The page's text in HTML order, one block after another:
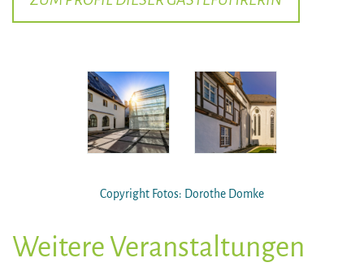
Copyright Fotos: Dorothe Domke
Weitere Veranstaltungen